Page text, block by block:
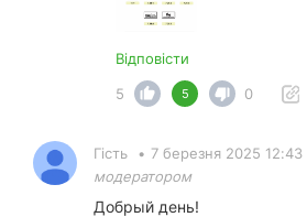
Відповісти
5
5 0
Гість • 7 березня 2025 12:43
модератором
Добрый день!